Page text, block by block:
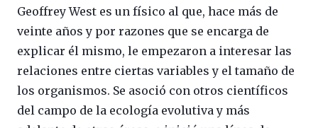
Geoffrey West es un físico al que, hace más de
veinte años y por razones que se encarga de
explicar él mismo, le empezaron a interesar las
relaciones entre ciertas variables y el tamaño de
los organismos. Se asoció con otros científicos
del campo de la ecología evolutiva y más